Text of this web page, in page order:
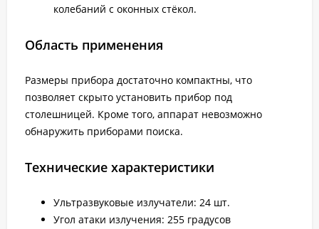
колебаний с оконных стёкол.
Область применения
Размеры прибора достаточно компактны, что
позволяет скрыто установить прибор под
столешницей. Кроме того, аппарат невозможно
обнаружить приборами поиска.
Технические характеристики
Ультразвуковые излучатели: 24 шт.
Угол атаки излучения: 255 градусов